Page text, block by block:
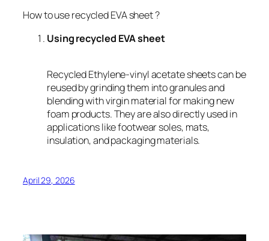
How to use recycled EVA sheet ?
Using recycled EVA sheet
Recycled Ethylene-vinyl acetate sheets can be
reused by grinding them into granules and
blending with virgin material for making new
foam products. They are also directly used in
applications like footwear soles, mats,
insulation, and packaging materials.
April 29, 2026